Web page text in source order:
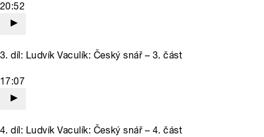
20:52
3. díl: Ludvík Vaculík: Český snář – 3. část
17:07
4. díl: Ludvík Vaculík: Český snář – 4. část